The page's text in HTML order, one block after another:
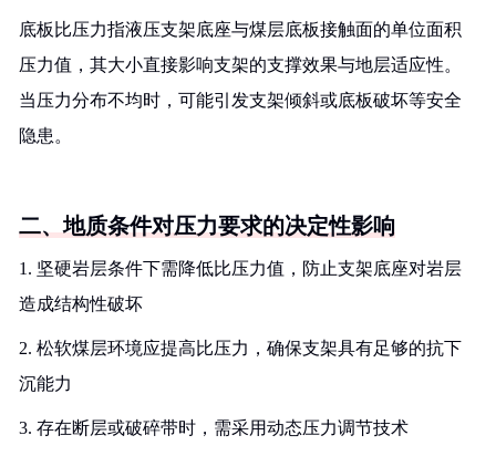
底板比压力指液压支架底座与煤层底板接触面的单位面积
压力值，其大小直接影响支架的支撑效果与地层适应性。
当压力分布不均时，可能引发支架倾斜或底板破坏等安全
隐患。
二、地质条件对压力要求的决定性影响
1. 坚硬岩层条件下需降低比压力值，防止支架底座对岩层
造成结构性破坏
2. 松软煤层环境应提高比压力，确保支架具有足够的抗下
沉能力
3. 存在断层或破碎带时，需采用动态压力调节技术